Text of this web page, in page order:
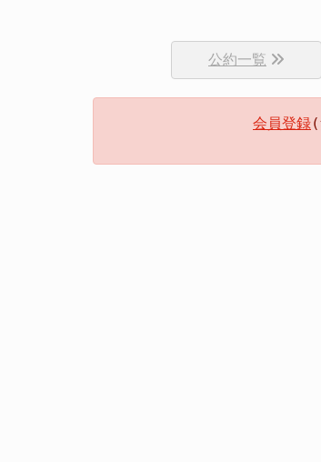
公約一覧
会員登録